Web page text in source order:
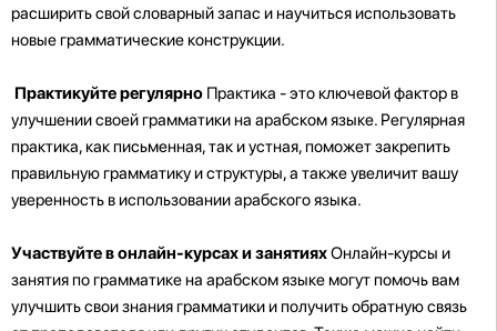
расширить свой словарный запас и научиться использовать
новые грамматические конструкции.
Практикуйте регулярно Практика - это ключевой фактор в
улучшении своей грамматики на арабском языке. Регулярная
практика, как письменная, так и устная, поможет закрепить
правильную грамматику и структуры, а также увеличит вашу
уверенность в использовании арабского языка.
Участвуйте в онлайн-курсах и занятияхОнлайн-курсы и
занятия по грамматике на арабском языке могут помочь вам
улучшить свои знания грамматики и получить обратную связь